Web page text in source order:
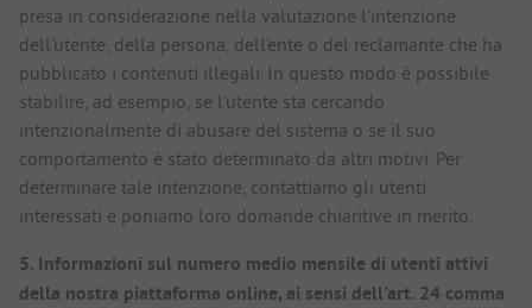
presa in considerazione nella valutazione l'intenzione
dell'utente, della persona, dell'ente o del reclamante che ha
pubblicato i contenuti illegali. In questo modo è possibile
stabilire, ad esempio, se l'utente sta cercando
intenzionalmente di abusare del sistema o se il suo
comportamento è stato determinato da altri motivi. Per
determinare tale intenzione, contattiamo gli utenti
interessati e poniamo loro domande chiaritive in merito.
5. Informazioni sul numero medio mensile di utenti attivi
della nostra piattaforma online, ai sensi dell'art. 24 comma